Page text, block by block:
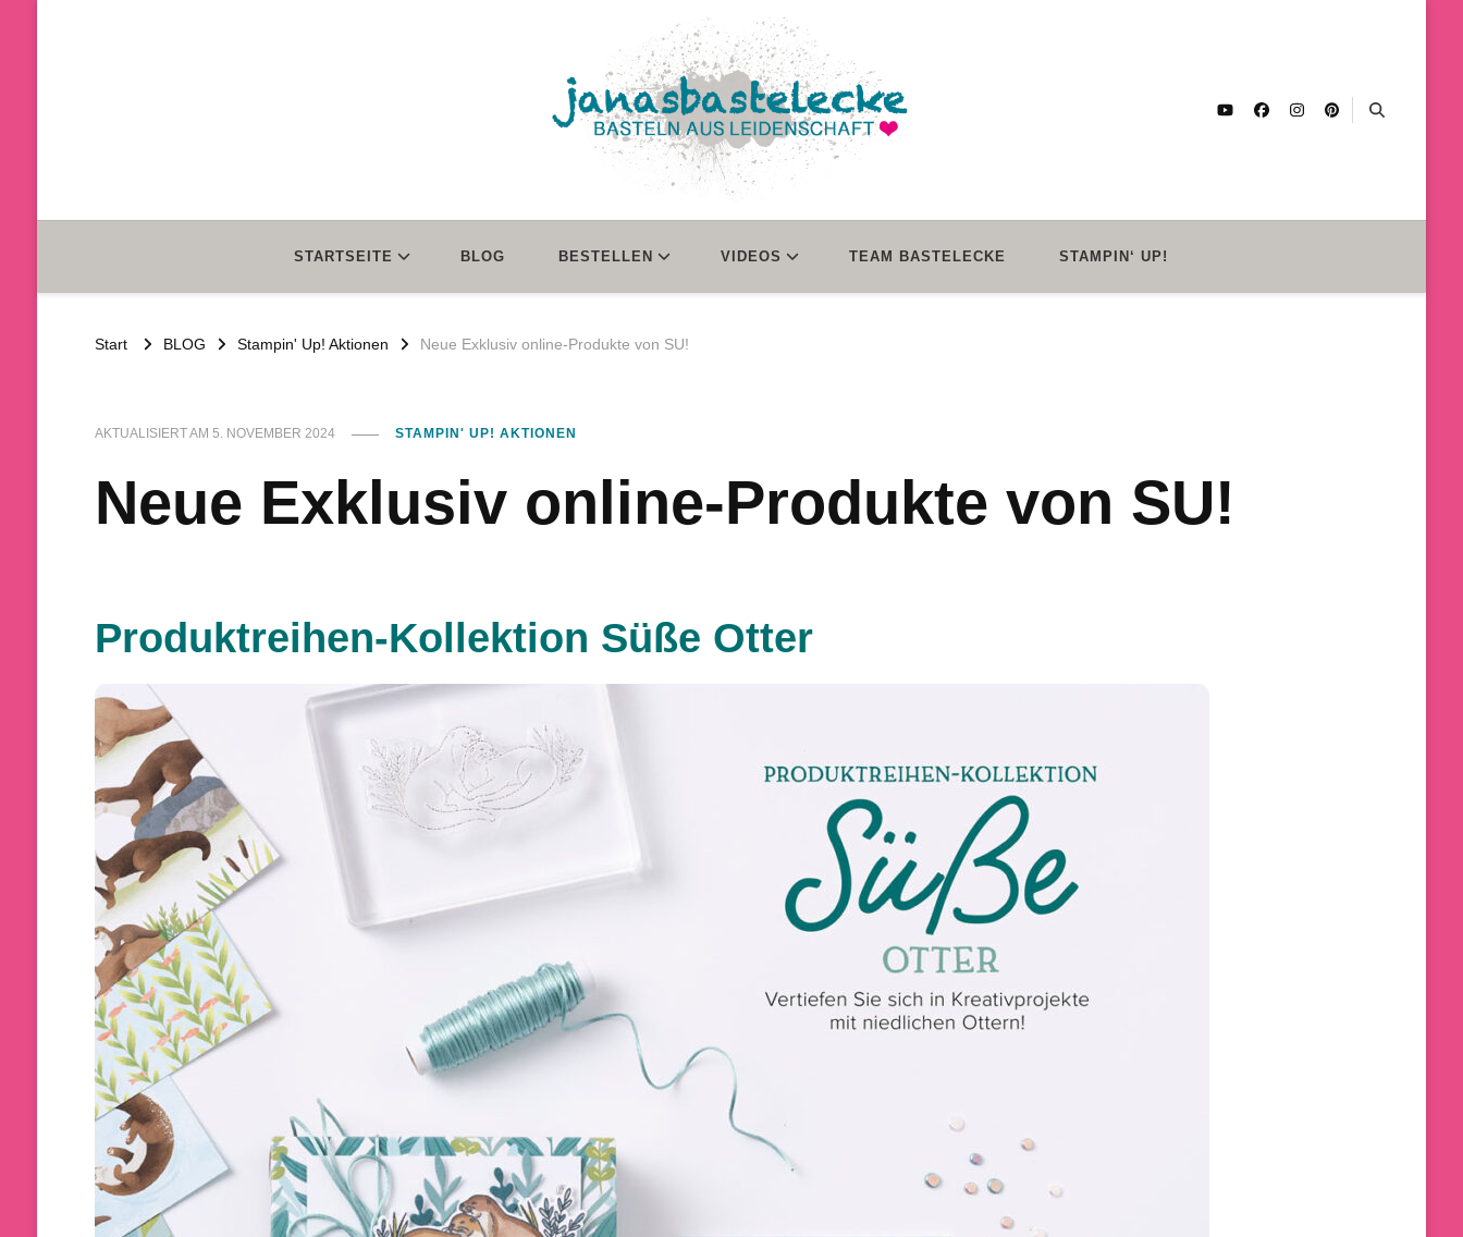
Basteln aus Leidenschaft
STARTSEITE BLOG BESTELLEN VIDEOS TEAM BASTELECKE STAMPIN‘ UP!
Start BLOG Stampin' Up! Aktionen Neue Exklusiv online-Produkte von SU!
AKTUALISIERT AM 5. NOVEMBER 2024 STAMPIN' UP! AKTIONEN
Neue Exklusiv online-Produkte von SU!
Produktreihen-Kollektion Süße Otter